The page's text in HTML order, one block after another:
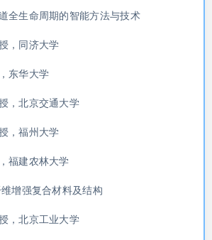
全生命周期的智能方法与技术
，同济大学
东华大学
，北京交通大学
，福州大学
福建农林大学
增强复合材料及结构
，北京工业大学